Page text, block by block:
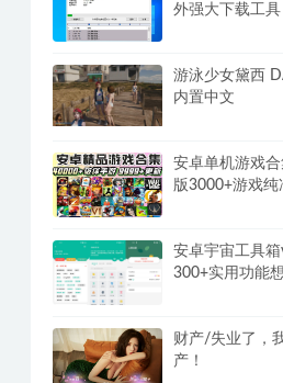
外强大下载工具
游泳少女黛西
内置中文
安卓单机游戏
版3000+游戏
安卓宇宙工具
300+实用功能
财产/失业了，
产！